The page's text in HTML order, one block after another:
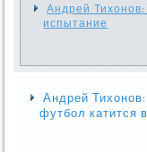
Андрей
испытание
Андрей
футбол катится